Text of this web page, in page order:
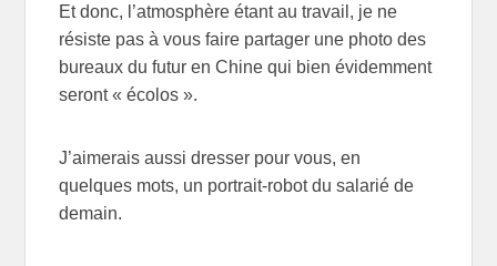
Et donc, l’atmosphère étant au travail, je ne
résiste pas à vous faire partager une photo des
bureaux du futur en Chine qui bien évidemment
seront « écolos ».
J’aimerais aussi dresser pour vous, en
quelques mots, un portrait-robot du salarié de
demain.